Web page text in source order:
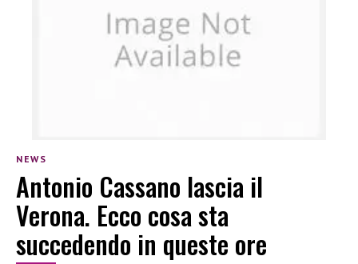
NEWS
Antonio Cassano lascia il
Verona. Ecco cosa sta
succedendo in queste ore